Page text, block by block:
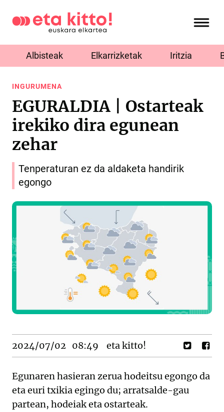
Albisteak Elkarrizketak Iritzia
INGURUMENA
EGURALDIA | Ostarteak
irekiko dira egunean
zehar
Tenperaturan ez da aldaketa handirik
egongo
2024/07/02 08:49 eta kitto!
Egunaren hasieran zerua hodeitsu egongo da
eta euri txikia egingo du; arratsalde-gau
partean, hodeiak eta ostarteak.